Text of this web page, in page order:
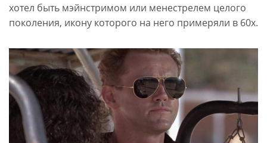
хотел быть мэйнстримом или менестрелем целого
поколения, икону которого на него примеряли в 60х.